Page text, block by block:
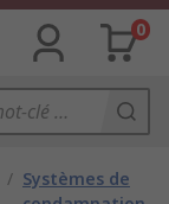
0
/ Systèmes de